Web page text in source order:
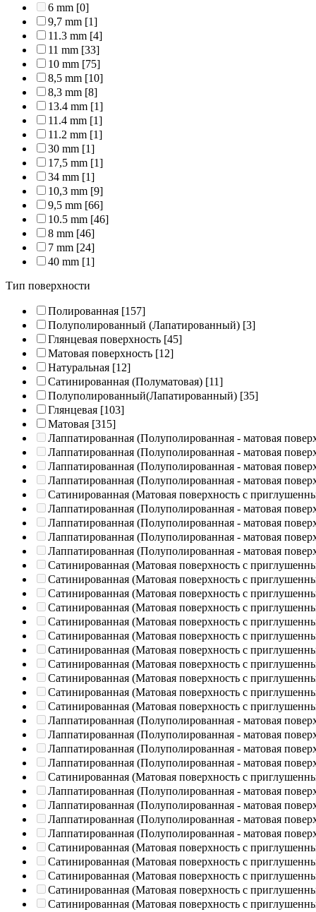
6 mm [0]
9,7 mm [1]
11.3 mm [4]
11 mm [33]
10 mm [75]
8,5 mm [10]
8,3 mm [8]
13.4 mm [1]
11.4 mm [1]
11.2 mm [1]
30 mm [1]
17,5 mm [1]
34 mm [1]
10,3 mm [9]
9,5 mm [66]
10.5 mm [46]
8 mm [46]
7 mm [24]
40 mm [1]
Тип поверхности
Полированная [157]
Полуполированный (Лапатированный) [3]
Глянцевая поверхность [45]
Матовая поверхность [12]
Натуральная [12]
Сатинированная (Полуматовая) [11]
Полуполированный(Лапатированный) [35]
Глянцевая [103]
Матовая [315]
Лаппатированная (Полуполированная - матовая
Лаппатированная (Полуполированная - матовая
Лаппатированная (Полуполированная - матовая
Лаппатированная (Полуполированная - матовая
Сатинированная (Матовая поверхность с
Лаппатированная (Полуполированная - матовая
Лаппатированная (Полуполированная - матовая
Лаппатированная (Полуполированная - матовая
Лаппатированная (Полуполированная - матовая
Сатинированная (Матовая поверхность с
Сатинированная (Матовая поверхность с
Сатинированная (Матовая поверхность с
Сатинированная (Матовая поверхность с
Сатинированная (Матовая поверхность с
Сатинированная (Матовая поверхность с
Сатинированная (Матовая поверхность с
Сатинированная (Матовая поверхность с
Сатинированная (Матовая поверхность с
Сатинированная (Матовая поверхность с
Сатинированная (Матовая поверхность с
Лаппатированная (Полуполированная - матовая
Лаппатированная (Полуполированная - матовая
Лаппатированная (Полуполированная - матовая
Лаппатированная (Полуполированная - матовая
Сатинированная (Матовая поверхность с
Лаппатированная (Полуполированная - матовая
Лаппатированная (Полуполированная - матовая
Лаппатированная (Полуполированная - матовая
Лаппатированная (Полуполированная - матовая
Сатинированная (Матовая поверхность с
Сатинированная (Матовая поверхность с
Сатинированная (Матовая поверхность с
Сатинированная (Матовая поверхность с
Сатинированная (Матовая поверхность с